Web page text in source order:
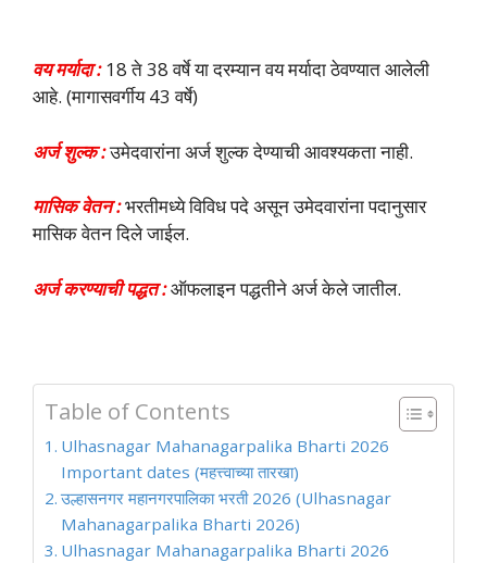
वय मर्यादा :18 ते 38 वर्षे या दरम्यान वय मर्यादा ठेवण्यात आलेली
आहे. (मागासवर्गीय 43 वर्षे)
अर्ज शुल्क :उमेदवारांना अर्ज शुल्क देण्याची आवश्यकता नाही.
मासिक वेतन :भरतीमध्ये विविध पदे असून उमेदवारांना पदानुसार
मासिक वेतन दिले जाईल.
अर्ज करण्याची पद्धत :ऑफलाइन पद्धतीने अर्ज केले जातील.
Table of Contents
Ulhasnagar Mahanagarpalika Bharti 2026
Important dates (महत्त्वाच्या तारखा)
उल्हासनगर महानगरपालिका भरती 2026 (Ulhasnagar
Mahanagarpalika Bharti 2026)
Ulhasnagar Mahanagarpalika Bharti 2026